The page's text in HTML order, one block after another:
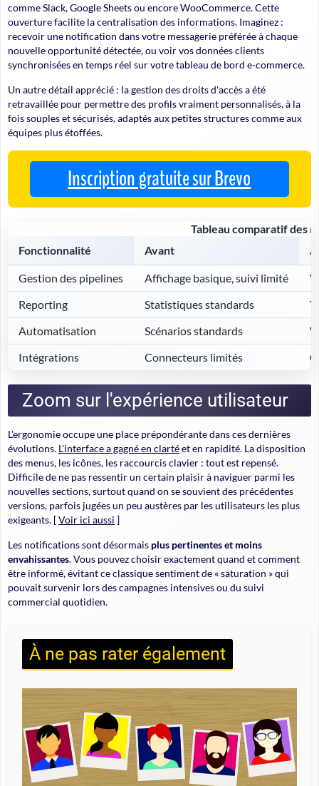
comme Slack, Google Sheets ou encore WooCommerce. Cette
ouverture facilite la centralisation des informations. Imaginez :
recevoir une notification dans votre messagerie préférée à chaque
nouvelle opportunité détectée, ou voir vos données clients
synchronisées en temps réel sur votre tableau de bord e-commerce.
Un autre détail apprécié : la gestion des droits d'accèsa été
retravaillée pour permettre des profils vraiment personnalisés, à la
fois souples et sécurisés, adaptés aux petites structures comme aux
équipes plus étoffées.
Inscription gratuite sur Brevo
Tableau comparatif des
Fonctionnalité
Avant
Gestion des pipelines Affichage basique, suivi limité
Reporting
Statistiques standards
Automatisation
Scénarios standards
Intégrations
Connecteurs limités
Zoom sur l'expérience utilisateur
L'ergonomie occupe une place prépondérante dans ces dernières
évolutions. L'interface a gagné en clartéet en rapidité. La disposition
des menus, les icônes, les raccourcis clavier : tout est repensé.
Difficile de ne pas ressentir un certain plaisir à naviguer parmi les
nouvelles sections, surtout quand on se souvient des précédentes
versions, parfois jugées un peu austères par les utilisateurs les plus
exigeants. [Voir ici aussi ]
Les notifications sont désormais plus pertinentes et moins
envahissantes. Vous pouvez choisir exactement quand et comment
être informé, évitant ce classique sentiment de « saturation » qui
pouvait survenir lors des campagnes intensives ou du suivi
commercial quotidien.
À ne pas rater également